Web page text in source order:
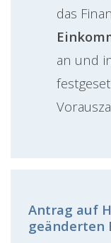
das
an und
Antrag auf
geänderten